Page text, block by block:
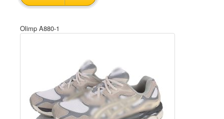
Olimp A880-1